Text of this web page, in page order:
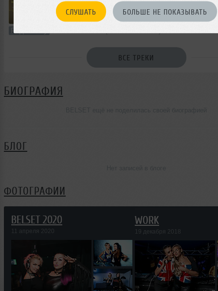
СЛУШАТЬ БОЛЬШЕ НЕ ПОКАЗЫВАТЬ
60:45 74 139 MB,
Радио-шоу
ВСЕ ТРЕКИ
БИОГРАФИЯ
БЛОГ
ФОТОГРАФИИ
BELSET 2020
11 апреля 2020
WORK
19 декабря 2018